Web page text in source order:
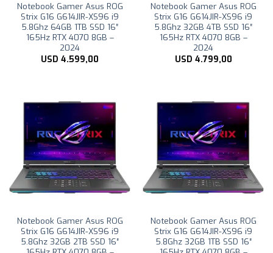
Notebook Gamer Asus ROG
Strix G16 G614JIR-XS96 i9
5.8Ghz 64GB 1TB SSD 16″
165Hz RTX 4070 8GB –
2024
USD 4.599,00
Notebook Gamer Asus ROG
Strix G16 G614JIR-XS96 i9
5.8Ghz 32GB 4TB SSD 16″
165Hz RTX 4070 8GB –
2024
USD 4.799,00
Notebook Gamer Asus ROG
Strix G16 G614JIR-XS96 i9
5.8Ghz 32GB 2TB SSD 16″
Notebook Gamer Asus ROG
Strix G16 G614JIR-XS96 i9
5.8Ghz 32GB 1TB SSD 16″